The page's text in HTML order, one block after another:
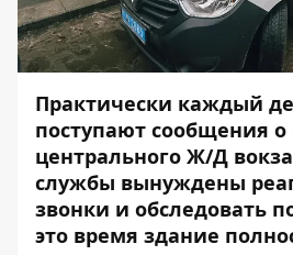
Практически каждый
поступают сообщения
центрального Ж/Д
службы вынуждены
звонки и обследовать
это время здание